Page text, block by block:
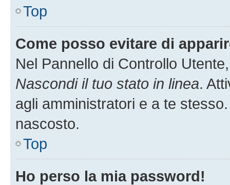
Top
Come posso evitare di
Nel Pannello di Controllo
Nascondi il tuo stato in linea.
agli amministratori e a te
nascosto.
Top
Ho perso la mia password!